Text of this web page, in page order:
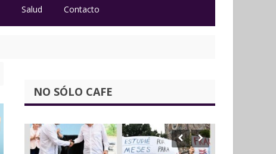
Salud Contacto
NO SÓLO CAFE